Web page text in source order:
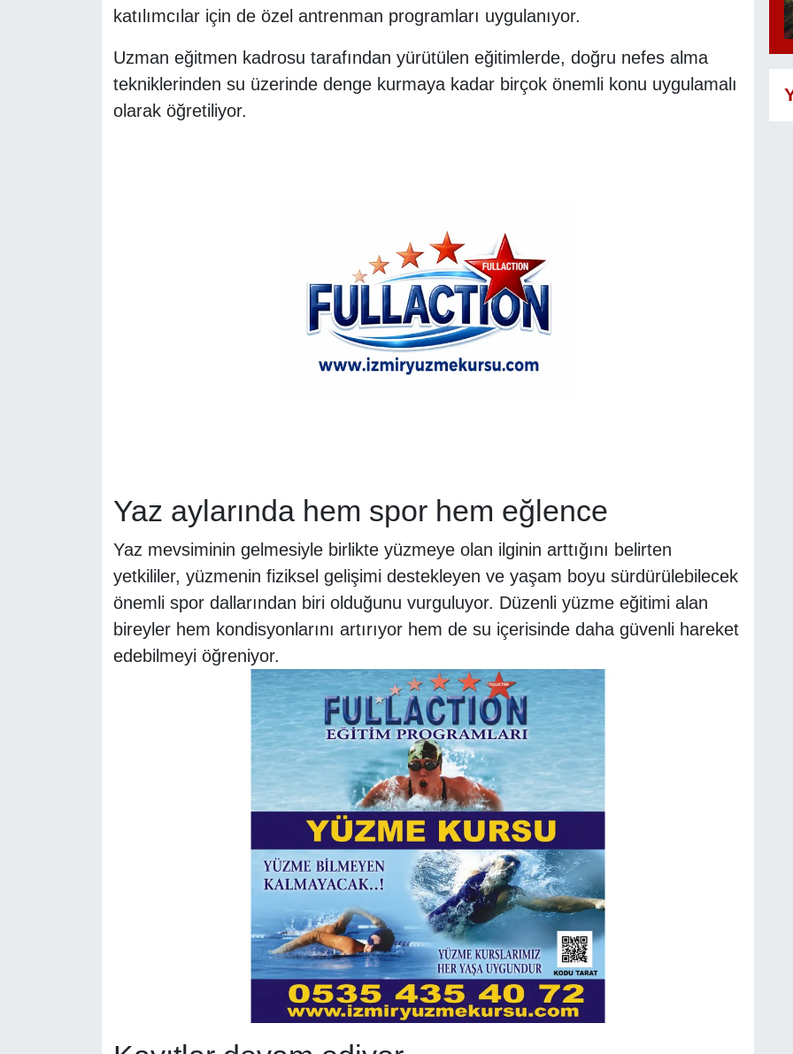
katılımcılar için de özel antrenman programları uygulanıyor.
Uzman eğitmen kadrosu tarafından yürütülen eğitimlerde, doğru nefes alma
tekniklerinden su üzerinde denge kurmaya kadar birçok önemli konu uygulamalı
olarak öğretiliyor.
Yaz aylarında hem spor hem eğlence
Yaz mevsiminin gelmesiyle birlikte yüzmeye olan ilginin arttığını belirten
yetkililer, yüzmenin fiziksel gelişimi destekleyen ve yaşam boyu sürdürülebilecek
önemli spor dallarından biri olduğunu vurguluyor. Düzenli yüzme eğitimi alan
bireyler hem kondisyonlarını artırıyor hem de su içerisinde daha güvenli hareket
edebilmeyi öğreniyor.